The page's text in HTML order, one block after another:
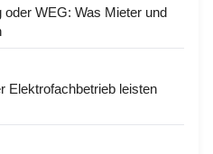
oder WEG: Was Mieter und
Elektrofachbetrieb leisten